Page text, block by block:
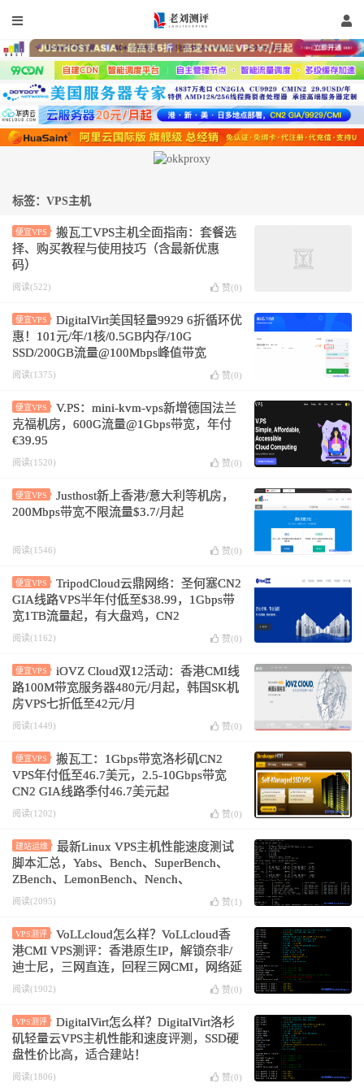
标签：VPS主机
便宜VPS
搬瓦工VPS主机全面指南：套餐选
择、购买教程与使用技巧（含最新优惠
码）
阅读(522) 赞(0)
便宜VPS
DigitalVirt美国轻量9929 6折循环优
惠！101元/年/1核/0.5GB内存/10G
SSD/200GB流量@100Mbps峰值带宽
阅读(1375) 赞(0)
便宜VPS
V.PS：mini-kvm-vps新增德国法兰
克福机房，600G流量@1Gbps带宽，年付
€39.95
阅读(1520) 赞(0)
便宜VPS
Justhost新上香港/意大利等机房，
200Mbps带宽不限流量$3.7/月起
阅读(1546) 赞(0)
便宜VPS
TripodCloud云鼎网络：圣何塞CN2
GIA线路VPS半年付低至$38.99，1Gbps带
宽1TB流量起，有大盘鸡，CN2
GIA+CU+CM三网直连线路
阅读(1162) 赞(0)
便宜VPS
iOVZ Cloud双12活动：香港CMI线
路100M带宽服务器480元/月起，韩国SK机
房VPS七折低至42元/月
阅读(1449) 赞(0)
便宜VPS
搬瓦工：1Gbps带宽洛杉矶CN2
VPS年付低至46.7美元，2.5-10Gbps带宽
CN2 GIA线路季付46.7美元起
阅读(1202) 赞(0)
建站运维
最新Linux VPS主机性能速度测试
脚本汇总，Yabs、Bench、SuperBench、
ZBench、LemonBench、Nench、
UnixBench.sh等
阅读(2095) 赞(1 )
VPS测评
VoLLcloud怎么样？VoLLcloud香
港CMI VPS测评：香港原生IP，解锁奈非/
迪士尼，三网直连，回程三网CMI，网络延
迟84.9ms
阅读(1902) 赞(0)
VPS测评
DigitalVirt怎么样？DigitalVirt洛杉
矶轻量云VPS主机性能和速度评测，SSD硬
盘性价比高，适合建站！
阅读(1806) 赞(0)